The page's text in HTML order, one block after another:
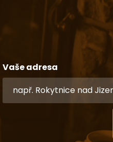
Vaše adresa